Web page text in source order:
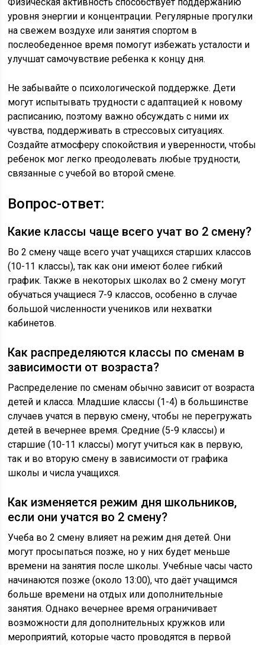
уровня энергии и концентрации. Регулярные прогулки
на свежем воздухе или занятия спортом в
послеобеденное время помогут избежать усталости и
улучшат самочувствие ребенка к концу дня.
Не забывайте о психологической поддержке. Дети
могут испытывать трудности с адаптацией к новому
расписанию, поэтому важно обсуждать с ними их
чувства, поддерживать в стрессовых ситуациях.
Создайте атмосферу спокойствия и уверенности, чтобы
ребенок мог легко преодолевать любые трудности,
связанные с учебой во второй смене.
Вопрос-ответ:
Какие классы чаще всего учат во 2 смену?
Во 2 смену чаще всего учат учащихся старших классов
(10-11 классы), так как они имеют более гибкий
график. Также в некоторых школах во 2 смену могут
обучаться учащиеся 7-9 классов, особенно в случае
большой численности учеников или нехватки
кабинетов.
Как распределяются классы по сменам в
зависимости от возраста?
Распределение по сменам обычно зависит от возраста
детей и класса. Младшие классы (1-4) в большинстве
случаев учатся в первую смену, чтобы не перегружать
детей в вечернее время. Средние (5-9 классы) и
старшие (10-11 классы) могут учиться как в первую,
так и во вторую смену в зависимости от графика
школы и числа учащихся.
Как изменяется режим дня школьников,
если они учатся во 2 смену?
Учеба во 2 смену влияет на режим дня детей. Они
могут просыпаться позже, но у них будет меньше
времени на занятия после школы. Учебные часы часто
начинаются позже (около 13:00), что даёт учащимся
больше времени на отдых или дополнительные
занятия. Однако вечернее время ограничивает
возможности для дополнительных кружков или
мероприятий, которые часто проводятся в первой